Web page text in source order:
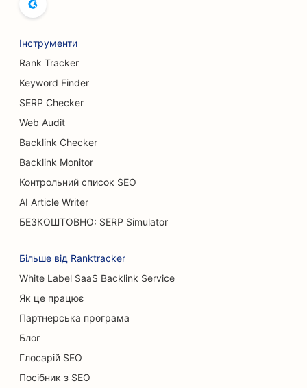
SEO для пивоварень
SEO для послуг зі збільшення грудей
SEO для ресторанів 'шведський стіл
SEO для опікових хірургів
SEO для кафе
SEO для кондитерських
SEO для автомийок
Інструменти
Rank Tracker
Keyword Finder
SERP Checker
Web Audit
Backlink Checker
Backlink Monitor
Контрольний список SEO
AI Article Writer
БЕЗКОШТОВНО: SERP Simulator
Більше від Ranktracker
White Label SaaS Backlink Service
Як це працює
Партнерська програма
Блог
Глосарій SEO
Посібник з SEO